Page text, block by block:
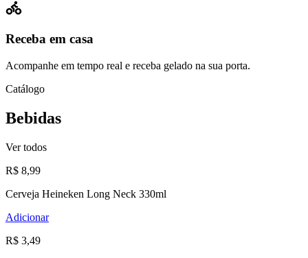
Receba em casa
Acompanhe em tempo real e receba gelado na sua porta.
Catálogo
Bebidas
Ver todos
R$ 8,99
Cerveja Heineken Long Neck 330ml
Adicionar
R$ 3,49